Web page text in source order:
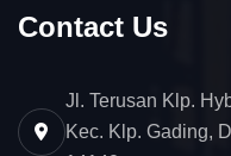
Contact Us
Jl. Terusan Klp.
Kec. Klp. Gading,